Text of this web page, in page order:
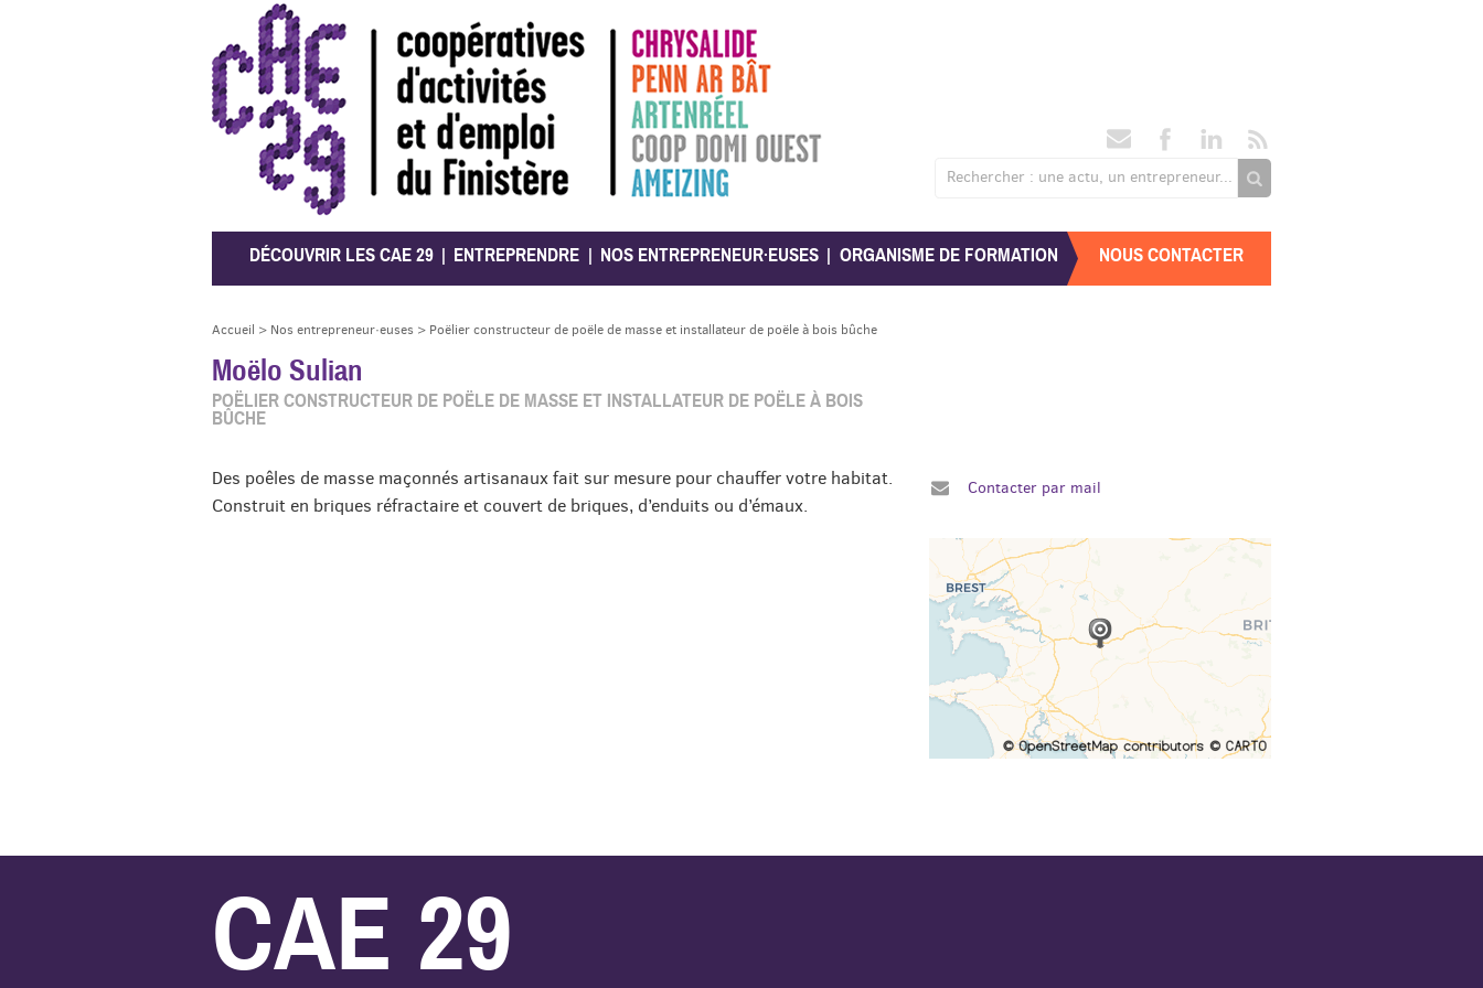
CAE 29
Rechercher : une actu, un entrepreneur...
DÉCOUVRIR LES CAE 29 ENTREPRENDRE NOS ENTREPRENEUR·EUSES ORGANISME DE FORMATION NOUS CONTACTER
Accueil > Nos entrepreneur·euses > Poëlier constructeur de poële de masse et installateur de poële à bois bûche
Moëlo Sulian
POËLIER CONSTRUCTEUR DE POËLE DE MASSE ET INSTALLATEUR DE POËLE À BOIS
BÛCHE
Des poêles de masse maçonnés artisanaux fait sur mesure pour chauffer votre habitat.
Construit en briques réfractaire et couvert de briques, d’enduits ou d’émaux.
Contacter par mail
CAE 29